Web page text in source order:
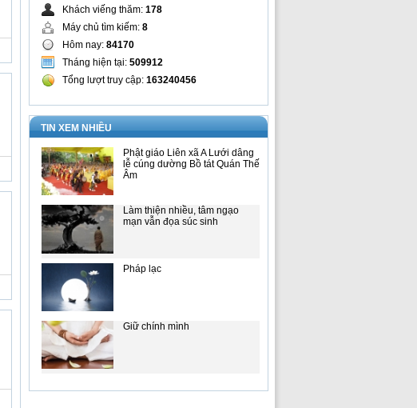
Khách viếng thăm: 178
Máy chủ tìm kiếm: 8
Hôm nay: 84170
Tháng hiện tại: 509912
Tổng lượt truy cập: 163240456
TIN XEM NHIỀU
Phật giáo Liên xã A Lưới dâng
lễ cúng dường Bồ tát Quán Thế
Âm
Làm thiện nhiều, tâm ngạo
mạn vẫn đọa súc sinh
Pháp lạc
Giữ chính mình